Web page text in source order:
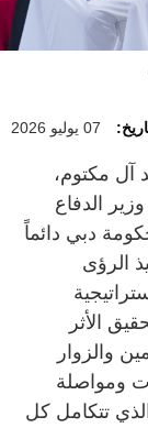
07 يوليو 2026
آل مكتوم،
الدفاع
دبي دائماً
الرؤى
الأثر
والزوار
ومواصلة
تتكامل كل